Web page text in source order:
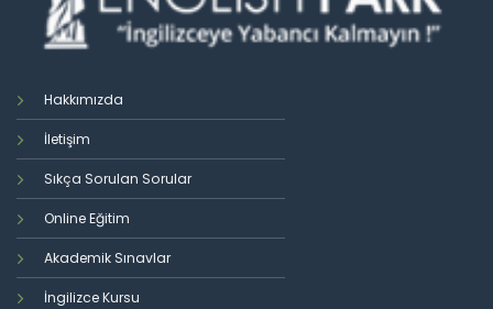
Hakkımızda
İletişim
Sıkça Sorulan Sorular
Online Eğitim
Akademik Sınavlar
İngilizce Kursu